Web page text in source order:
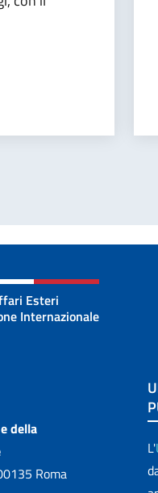
Esteri
Internazionale
della
Roma
L'